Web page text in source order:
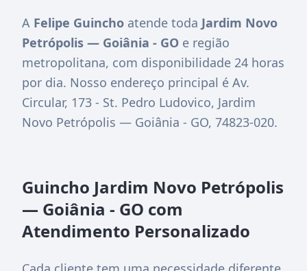
A Felipe Guincho atende toda Jardim Novo
Petrópolis — Goiânia - GO e região
metropolitana, com disponibilidade 24 horas
por dia. Nosso endereço principal é Av.
Circular, 173 - St. Pedro Ludovico, Jardim
Novo Petrópolis — Goiânia - GO, 74823-020.
Guincho Jardim Novo Petrópolis
— Goiânia - GO com
Atendimento Personalizado